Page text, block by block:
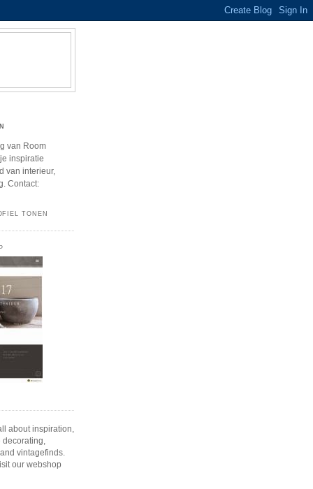
van Room
inspiratie
van interieur,
Contact:
TONEN
about inspiration,
vintagefinds.
our webshop